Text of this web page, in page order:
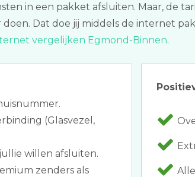
in een pakket afsluiten. Maar, de
Dat doe jij middels de internet
vergelijken Egmond-Binnen.
(Glasvezel,
willen afsluiten.
zenders als